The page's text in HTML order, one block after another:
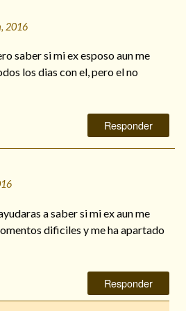
2016
saber si mi ex esposo aun me
los dias con el, pero el no
Responder
a saber si mi ex aun me
dificiles y me ha apartado
Responder